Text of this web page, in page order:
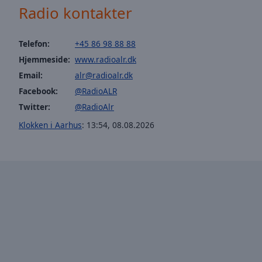
Color
Opacity
Background
Radio kontakter
Telefon:
+45 86 98 88 88
Hjemmeside: www.radioalr.dk
Email:
alr@radioalr.dk
Facebook:
@RadioALR
Twitter:
@RadioAlr
Klokken i Aarhus: 13:54, 08.08.2026